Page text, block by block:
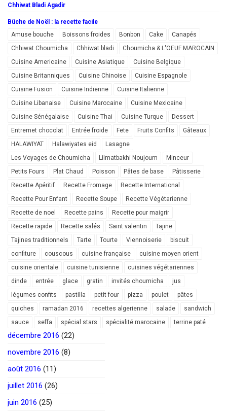
Chhiwat Bladi Agadir
Bûche de Noël : la recette facile
Amuse bouche
Boissons froides Bonbon Cake
Canapés
Chhiwat Choumicha
Chhiwat bladi
Choumicha & L'OEUF MAROCAIN
Cuisine Americaine
Cuisine Asiatique
Cuisine Belgique
Cuisine Britanniques
Cuisine Chinoise
Cuisine Espagnole
Cuisine Fusion
Cuisine Indienne
Cuisine Italienne
Cuisine Libanaise
Cuisine Marocaine
Cuisine Mexicaine
Cuisine Sénégalaise
Cuisine Thai Cuisine Turque
Dessert
Entremet chocolat
Entrée froide Fete Fruits Confits
Gâteaux
HALAWIYAT
Halawiyates eid
Lasagne
Les Voyages de Choumicha
Lilmatbakhi Noujoum
Minceur
Petits Fours
Plat Chaud Poisson Pâtes de base
Pâtisserie
Recette Apéritif
Recette Fromage
Recette International
Recette Pour Enfant
Recette Soupe
Recette Végétarienne
Recette de noel
Recette pains
Recette pour maigrir
Recette rapide
Recette salés Saint valentin
Tajine
Tajines traditionnels
Tarte Tourte Viennoiserie
biscuit
confiture
couscous cuisine française
cuisine moyen orient
cuisine orientale
cuisine tunisienne
cuisines végétariennes
dinde
entrée glace gratin invités choumicha
jus
légumes confits
pastilla petit four pizza poulet
pâtes
quiches
ramadan 2016 recettes algerienne salade
sandwich
sauce
seffa spécial stars spécialité marocaine terrine paté
décembre 2016 (22)
novembre 2016 (8)
août 2016 (11)
juillet 2016 (26)
juin 2016 (25)